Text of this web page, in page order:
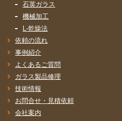
石英ガラス
機械加工
L-乾燥法
依頼の流れ
事例紹介
よくあるご質問
ガラス製品修理
技術情報
お問合せ・見積依頼
会社案内